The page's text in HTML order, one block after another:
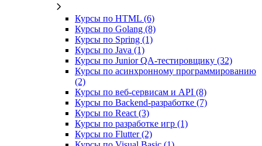
Курсы по HTML (6)
Курсы по Golang (8)
Курсы по Spring (1)
Курсы по Java (1)
Курсы по Junior QA-тестировщику (32)
Курсы по асинхронному программированию
(2)
Курсы по веб‑сервисам и API (8)
Курсы по Backend‑разработке (7)
Курсы по React (3)
Курсы по разработке игр (1)
Курсы по Flutter (2)